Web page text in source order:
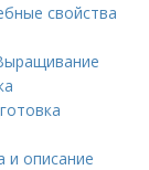
свойства
и описание